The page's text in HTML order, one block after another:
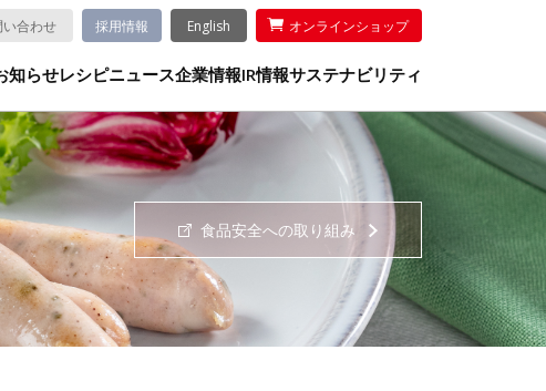
い合わせ 採用情報 English オンラインショップ
知らせレシピニュース企業情報IR情報サステナビリティ
食品安全への取り組み